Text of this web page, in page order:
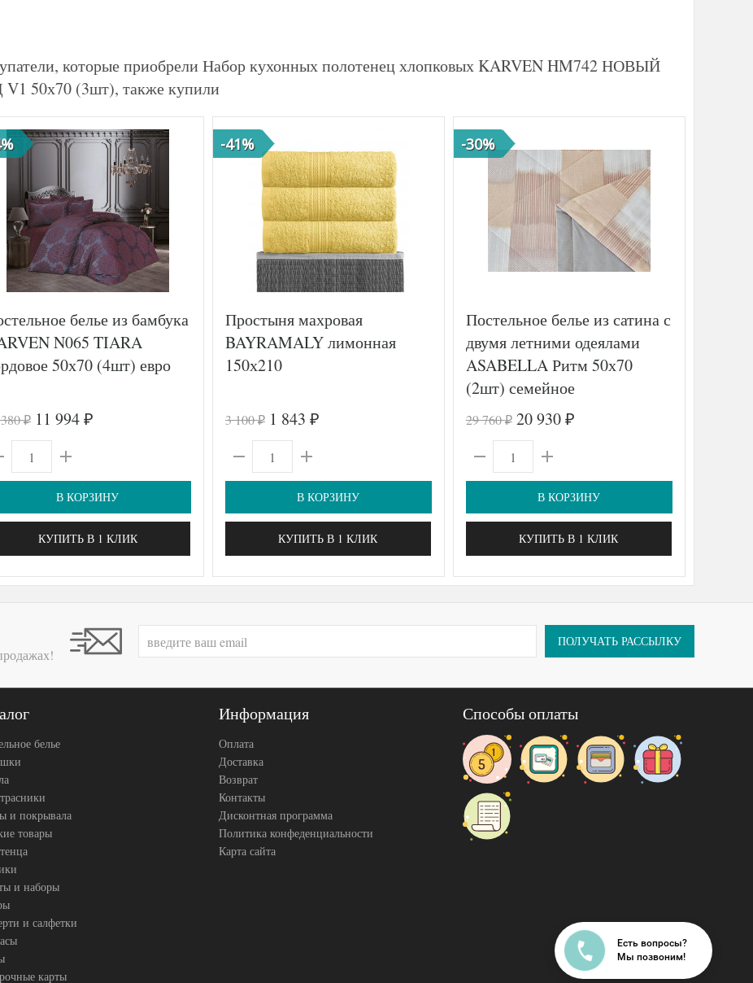
которые приобрели Набор кухонных полотенец хлопковых KARVEN HM742 НОВЫЙ
50х70 (3шт), также купили
белье из бамбука
N065 TIARA
50х70 (4шт) евро
₽ 11 994 ₽
В КОРЗИНУ
КУПИТЬ В 1 КЛИК
-41%
Простыня махровая
BAYRAMALY лимонная
150х210
3 100₽ 1 843 ₽
В КОРЗИНУ
КУПИТЬ В 1 КЛИК
-30%
Постельное белье из сатина с
двумя летними одеялами
ASABELLA Ритм 50х70
(2шт) семейное
29 760₽ 20 930 ₽
В КОРЗИНУ
КУПИТЬ В 1 КЛИК
ПОЛУЧАТЬ РАССЫЛКУ
белье
и покрывала
товары
и наборы
и салфетки
карты
Информация
Оплата
Доставка
Возврат
Контакты
Дисконтная программа
Политика конфеденциальности
Карта сайта
Способы оплаты
Есть вопросы?
Мы позвоним!